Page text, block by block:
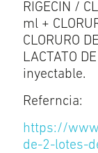
RIGECIN /
ml +
CLORURO
LACTATO
inyectable.
Referncia:
https://
de-2-lotes-